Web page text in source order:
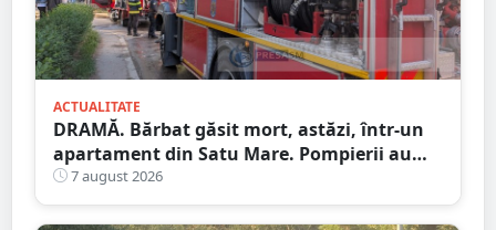
ACTUALITATE
DRAMĂ. Bărbat găsit mort, astăzi, într-un
apartament din Satu Mare. Pompierii au
spart ușa
7 august 2026